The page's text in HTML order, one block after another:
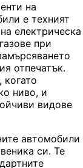
на
е техният
електрическа
при
отпечатък.
ниво, и
видове
автомобили
си. Те